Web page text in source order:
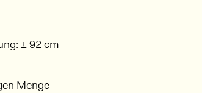
± 92 cm
Menge